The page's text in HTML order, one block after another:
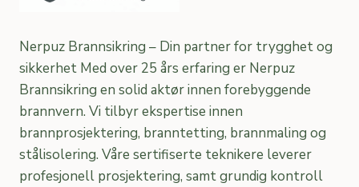
Nerpuz Brannsikring – Din partner for trygghet og
sikkerhet Med over 25 års erfaring er Nerpuz
Brannsikring en solid aktør innen forebyggende
brannvern. Vi tilbyr ekspertise innen
brannprosjektering, branntetting, brannmaling og
stålisolering. Våre sertifiserte teknikere leverer
profesjonell prosjektering, samt grundig kontroll